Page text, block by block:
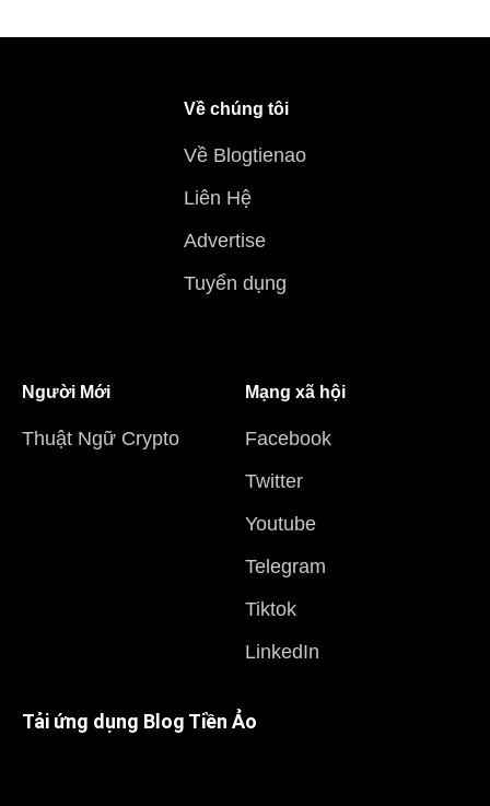
Về chúng tôi
Về Blogtienao
Liên Hệ
Advertise
Tuyển dụng
Người Mới
Thuật Ngữ Crypto
Mạng xã hội
Facebook
Twitter
Youtube
Telegram
Tiktok
LinkedIn
Tải ứng dụng Blog Tiền Ảo